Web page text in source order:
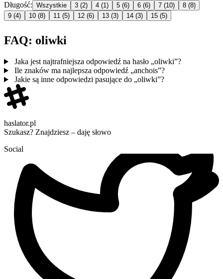
Długość: Wszystkie 3 (2) 4 (1) 5 (6) 6 (6) 7 (10) 8 (8)
9 (4) 10 (8) 11 (5) 12 (6) 13 (3) 14 (3) 15 (5)
FAQ: oliwki
Jaka jest najtrafniejsza odpowiedź na hasło „oliwki”?
Ile znaków ma najlepsza odpowiedź „anchois”?
Jakie są inne odpowiedzi pasujące do „oliwki”?
haslator.pl
Szukasz? Znajdziesz – daję słowo
Social